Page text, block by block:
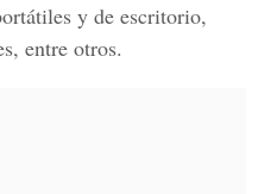
y de escritorio,
entre otros.